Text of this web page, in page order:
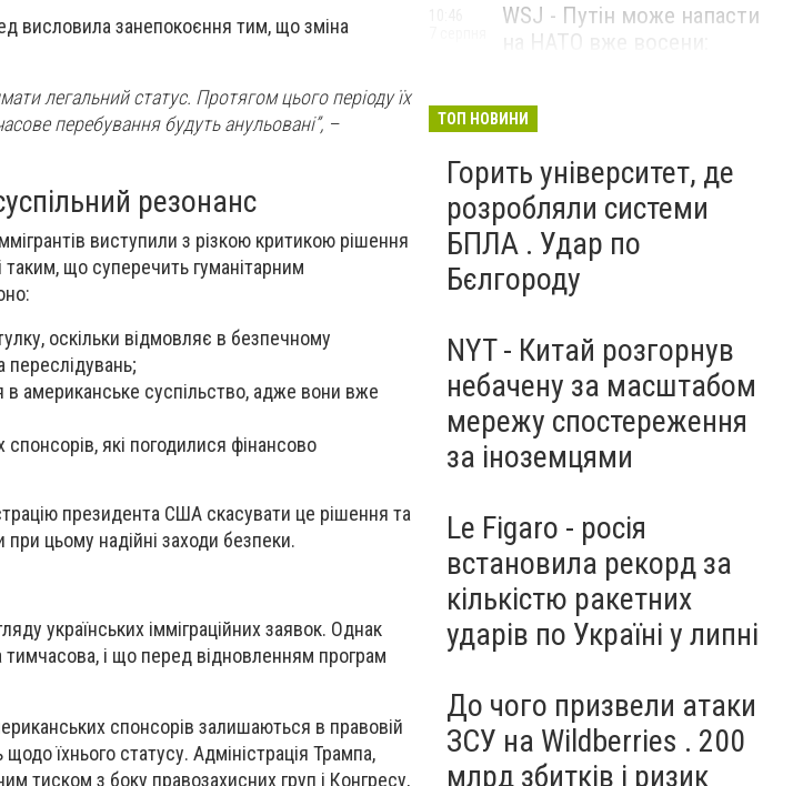
висловила занепокоєння тим, що зміна
легальний статус. Протягом цього періоду їх
перебування будуть анульовані”, –
резонанс
виступили з різкою критикою рішення
таким, що суперечить гуманітарним
оскільки відмовляє в безпечному
переслідувань;
в американське суспільство, адже вони вже
які погодилися фінансово
президента США скасувати це рішення та
при цьому надійні заходи безпеки.
українських імміграційних заявок. Однак
тимчасова, і що перед відновленням програм
спонсорів залишаються в правовій
їхнього статусу. Адміністрація Трампа,
тиском з боку правозахисних груп і Конгресу,
WSJ - Путін може напасти
на НАТО вже восени:
ТОП НОВИНИ
Горить університет, де
розробляли системи
БПЛА . Удар по
Бєлгороду
NYT - Китай розгорнув
небачену за масштабом
мережу спостереження
за іноземцями
Le Figaro - росія
встановила рекорд за
кількістю ракетних
ударів по Україні у липні
До чого призвели атаки
ЗСУ на Wildberries . 200
млрд збитків і ризик